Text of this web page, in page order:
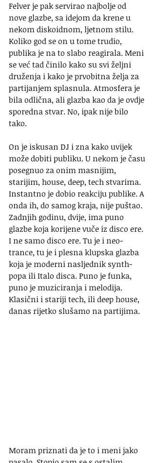
Felver je pak servirao najbolje od
nove glazbe, sa idejom da krene u
nekom diskoidnom, ljetnom stilu.
Koliko god se on u tome trudio,
publika je na to slabo reagirala. Meni
se već tad činilo kako su svi željni
druženja i kako je prvobitna želja za
partijanjem splasnula. Atmosfera je
bila odlična, ali glazba kao da je ovdje
sporedna stvar. No, ipak nije bilo
tako.
On je iskusan DJ i zna kako uvijek
može dobiti publiku. U nekom je času
posegnuo za onim masnijim,
starijim, house, deep, tech stvarima.
Instantno je dobio reakciju publike. A
onda ih, do samog kraja, nije puštao.
Zadnjih godinu, dvije, ima puno
glazbe koja korijene vuče iz disco ere.
I ne samo disco ere. Tu je i neo-
trance, tu je i plesna klupska glazba
koja je moderni nasljednik synth-
popa ili Italo disca. Puno je funka,
puno je muziciranja i melodija.
Klasični i stariji tech, ili deep house,
danas rijetko slušamo na partijima.
Moram priznati da je to i meni jako